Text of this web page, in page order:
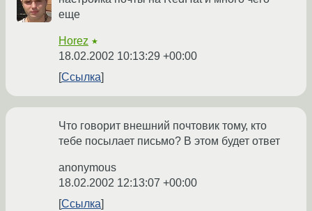
еще
Horez ★
18.02.2002 10:13:29 +00:00
Ссылка
Что говорит внешний почтовик тому, кто
тебе посылает письмо? В этом будет ответ
anonymous
18.02.2002 12:13:07 +00:00
Ссылка